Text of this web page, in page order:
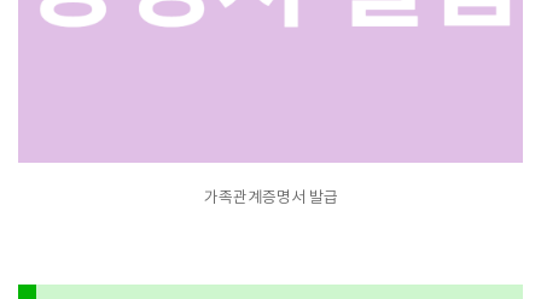
가족관계증명서 발급